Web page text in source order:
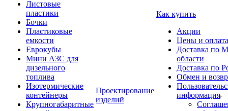
Листовые
пластики
Бочки
Пластиковые
емкости
Еврокубы
Мини АЗС для
дизельного
топлива
Изотермические
контейнеры
Крупногабаритные
Проектирование
изделий
Как купить
Акции
Цены и оплата
Доставка по
области
Доставка по
Обмен и
информация